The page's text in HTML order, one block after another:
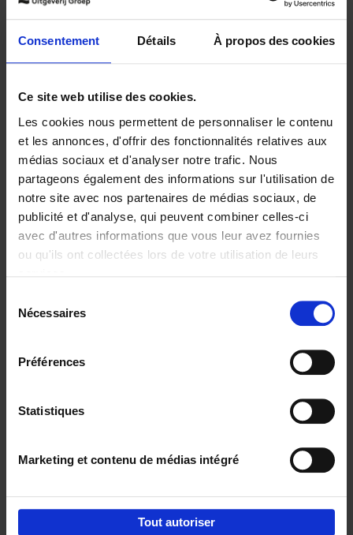
Consentement Détails À propos des cookies
Ce site web utilise des cookies.
Les cookies nous permettent de personnaliser le contenu
et les annonces, d'offrir des fonctionnalités relatives aux
médias sociaux et d'analyser notre trafic. Nous
partageons également des informations sur l'utilisation de
notre site avec nos partenaires de médias sociaux, de
publicité et d'analyse, qui peuvent combiner celles-ci
avec d'autres informations que vous leur avez fournies
ou qu'ils ont collectées lors de votre utilisation de leurs
Nécessaires
Préférences
Statistiques
Marketing et contenu de médias intégré
Tout autoriser
Building Bonds = Building
Business
Jochen Roef Jozefien De Feyter
Carolien Boom
Couverture souple
2025 200
€29,99
Digital marketing like a PRO -
completely revised edition (EN)